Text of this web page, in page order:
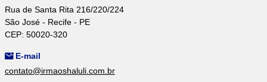
Rua de Santa Rita 216/220/224
São José - Recife - PE
CEP: 50020-320
E-mail
contato@irmaoshaluli.com.br